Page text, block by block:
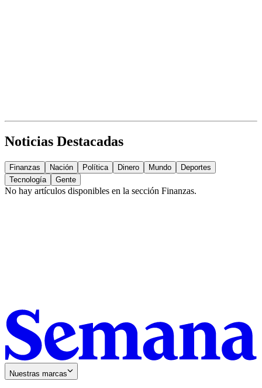
Noticias Destacadas
Finanzas Nación Política Dinero Mundo
Deportes
Tecnología
Gente
No hay artículos disponibles en la sección Finanzas.
Nuestras marcas